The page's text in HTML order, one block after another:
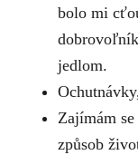
bolo mi
jedlom.
Zajímám
způsob